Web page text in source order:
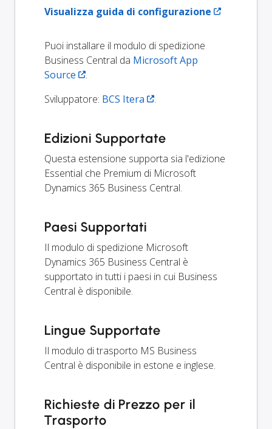
Visualizza guida di configurazione
Puoi installare il modulo di spedizione
Business Central da Microsoft App
Source
.
Sviluppatore: BCS Itera .
Edizioni Supportate
Questa estensione supporta sia l'edizione
Essential che Premium di Microsoft
Dynamics 365 Business Central.
Paesi Supportati
Il modulo di spedizione Microsoft
Dynamics 365 Business Central è
supportato in tutti i paesi in cui Business
Central è disponibile.
Lingue Supportate
Il modulo di trasporto MS Business
Central è disponibile in estone e inglese.
Richieste di Prezzo per il
Trasporto